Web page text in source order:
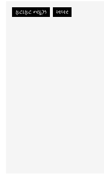
ફટાફટ ન્યૂઝ ખબર